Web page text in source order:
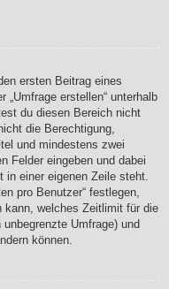
ersten Beitrag eines
erstellen“ unterhalb
du diesen Bereich nicht
die Berechtigung,
und mindestens zwei
Felder eingeben und dabei
in einer eigenen Zeile steht.
pro Benutzer“ festlegen,
kann, welches Zeitlimit für die
Umfrage) und
können.